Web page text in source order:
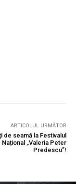
ARTICOLUL URMĂTOR
de seamă la Festivalul
Național „Valeria Peter
Predescu”!